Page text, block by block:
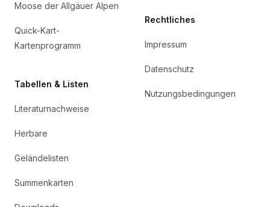
Moose der Allgäuer Alpen
Quick-Kart-
Kartenprogramm
Tabellen & Listen
Literaturnachweise
Herbare
Geländelisten
Summenkarten
Rechtliches
Impressum
Datenschutz
Nutzungsbedingungen